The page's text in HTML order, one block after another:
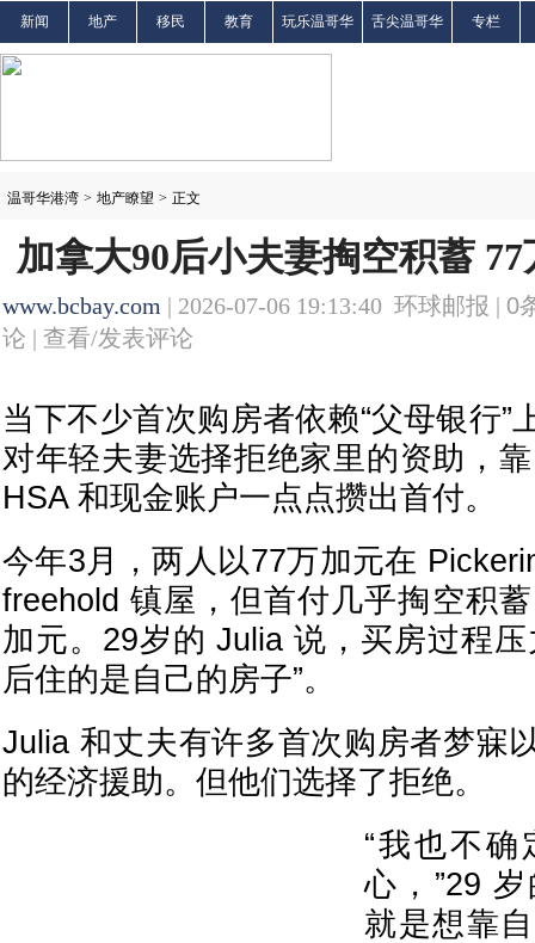
新闻 地产 移民 教育 玩乐温哥华 舌尖温哥华 专栏
温哥华港湾 > 地产瞭望 > 正文
加拿大90后小夫妻掏空积蓄
www.bcbay.com | 2026-07-06 19:13:40 环球邮报 | 0
论 | 查看/发表评论
当下不少首次购房者依赖“父母银行”
对年轻夫妻选择拒绝家里的资助，
HSA 和现金账户一点点攒出首付。
今年3月，两人以77万加元在
freehold 镇屋，但首付几乎掏空积
加元。29岁的 Julia 说，买房过程
后住的是自己的房子”。
Julia 和丈夫有许多首次购房者梦
的经济援助。但他们选择了拒绝。
“我也不确
心，”29
就是想靠